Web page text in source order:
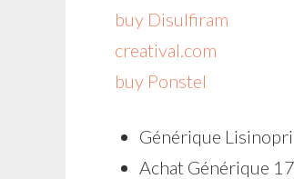
buy Disulfiram
creatival.com
buy Ponstel
Générique
Achat Générique